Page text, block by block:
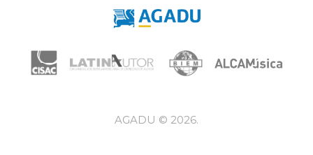
AGADU © 2026.